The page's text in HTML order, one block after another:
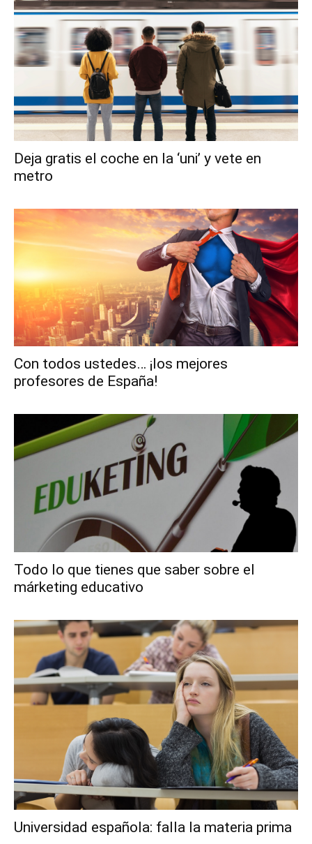
Deja gratis el coche en la ‘uni’ y vete en
metro
Con todos ustedes… ¡los mejores
profesores de España!
Todo lo que tienes que saber sobre el
márketing educativo
Universidad española: falla la materia prima